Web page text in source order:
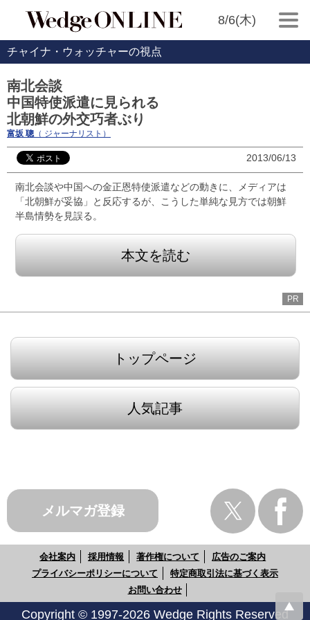
8/6(木)
チャイナ・ウォッチャーの視点
南北会談
中国特使派遣に見られる
北朝鮮の外交巧者ぶり
富坂 聰（ ジャーナリスト）
2013/06/13
南北会談や中国への金正恩特使派遣などの動きに、メディアは
「北朝鮮が妥協」と反応するが、こうした単純な見方では朝鮮
半島情勢を見誤る。
本文を読む
PR
トップページ
人気記事
メルマガ登録
会社案内 採用情報 著作権について
広告のご案内
プライバシーポリシーについて
特定商取引法に基づく表示
お問い合わせ
Copyright © 1997-2026 Wedge Rights Reserved